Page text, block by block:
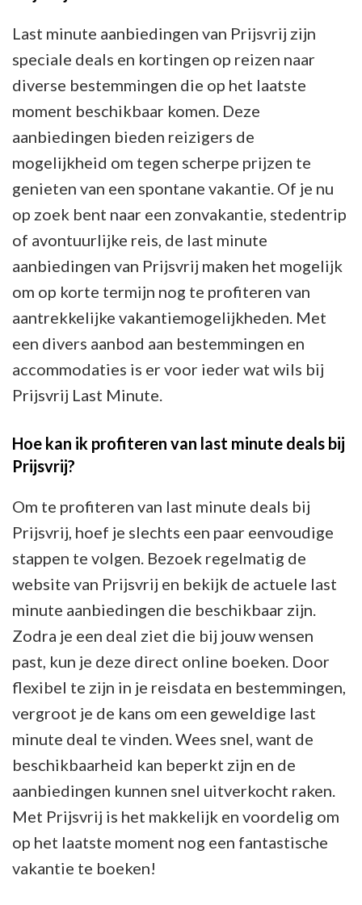
Last minute aanbiedingen van Prijsvrij zijn
speciale deals en kortingen op reizen naar
diverse bestemmingen die op het laatste
moment beschikbaar komen. Deze
aanbiedingen bieden reizigers de
mogelijkheid om tegen scherpe prijzen te
genieten van een spontane vakantie. Of je nu
op zoek bent naar een zonvakantie, stedentrip
of avontuurlijke reis, de last minute
aanbiedingen van Prijsvrij maken het mogelijk
om op korte termijn nog te profiteren van
aantrekkelijke vakantiemogelijkheden. Met
een divers aanbod aan bestemmingen en
accommodaties is er voor ieder wat wils bij
Prijsvrij Last Minute.
Hoe kan ik profiteren van last minute deals bij
Prijsvrij?
Om te profiteren van last minute deals bij
Prijsvrij, hoef je slechts een paar eenvoudige
stappen te volgen. Bezoek regelmatig de
website van Prijsvrij en bekijk de actuele last
minute aanbiedingen die beschikbaar zijn.
Zodra je een deal ziet die bij jouw wensen
past, kun je deze direct online boeken. Door
flexibel te zijn in je reisdata en bestemmingen,
vergroot je de kans om een geweldige last
minute deal te vinden. Wees snel, want de
beschikbaarheid kan beperkt zijn en de
aanbiedingen kunnen snel uitverkocht raken.
Met Prijsvrij is het makkelijk en voordelig om
op het laatste moment nog een fantastische
vakantie te boeken!